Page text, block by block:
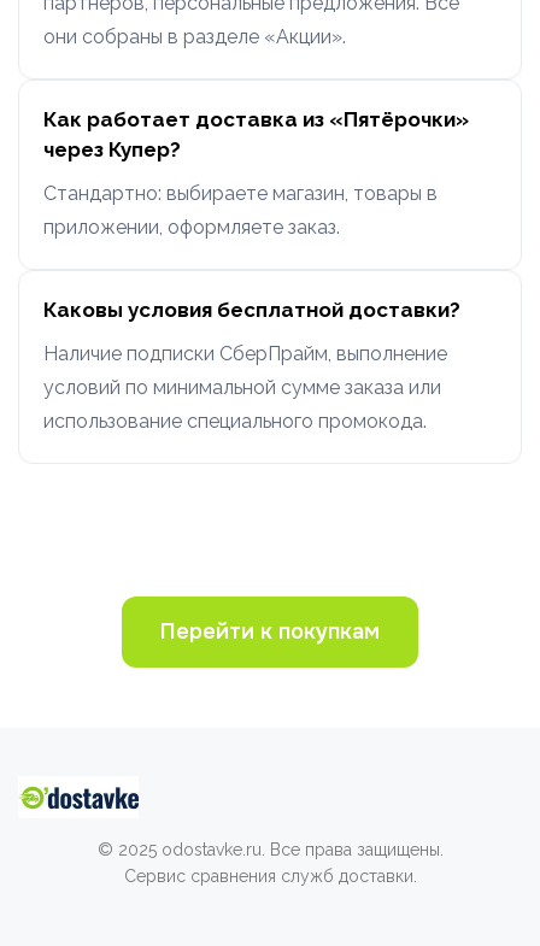
они собраны в разделе «Акции».
Как работает доставка из «Пятёрочки»
через Купер?
Стандартно: выбираете магазин, товары в
приложении, оформляете заказ.
Каковы условия бесплатной доставки?
Наличие подписки СберПрайм, выполнение
условий по минимальной сумме заказа или
использование специального промокода.
Перейти к покупкам
© 2025 odostavke.ru. Все права защищены.
Сервис сравнения служб доставки.